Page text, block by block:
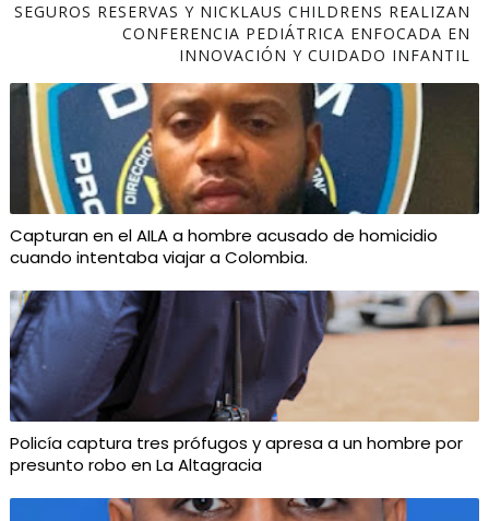
SEGUROS RESERVAS Y NICKLAUS CHILDRENS REALIZAN
CONFERENCIA PEDIÁTRICA ENFOCADA EN
INNOVACIÓN Y CUIDADO INFANTIL
Capturan en el AILA a hombre acusado de homicidio
cuando intentaba viajar a Colombia.
Policía captura tres prófugos y apresa a un hombre por
presunto robo en La Altagracia